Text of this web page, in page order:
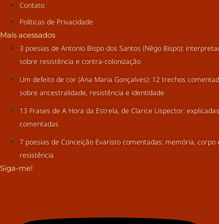
Contato
Políticas de Privacidade
Mais acessados
3 poesias de Antonio Bispo dos Santos (Nêgo Bispo):
sobre resistência e contra-colonização
Um defeito de cor (Ana Maria Gonçalves): 12 trechos
sobre ancestralidade, resistência e identidade
13 Frases de A Hora da Estrela, de Clarice Lispector:
comentadas
7 poesias de Conceição Evaristo comentadas: memória, corpo
resistência
Siga-me!